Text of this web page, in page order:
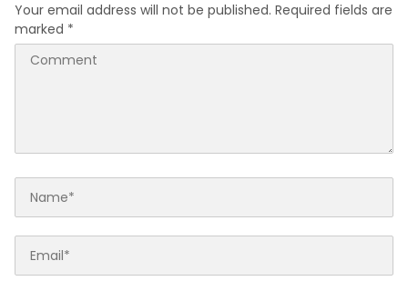
Your email address will not be published. Required fields are
marked *